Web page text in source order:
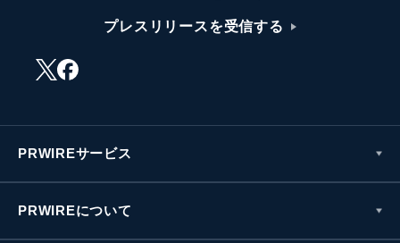
プレスリリースを受信する
PRWIREサービス
PRWIREについて